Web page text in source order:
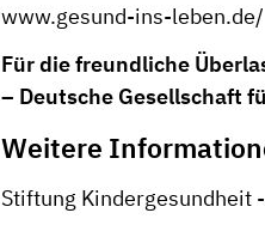
www.gesund-ins-leben.de/
Für die freundliche
– Deutsche Gesellschaft
Weitere
Stiftung Kindergesundheit